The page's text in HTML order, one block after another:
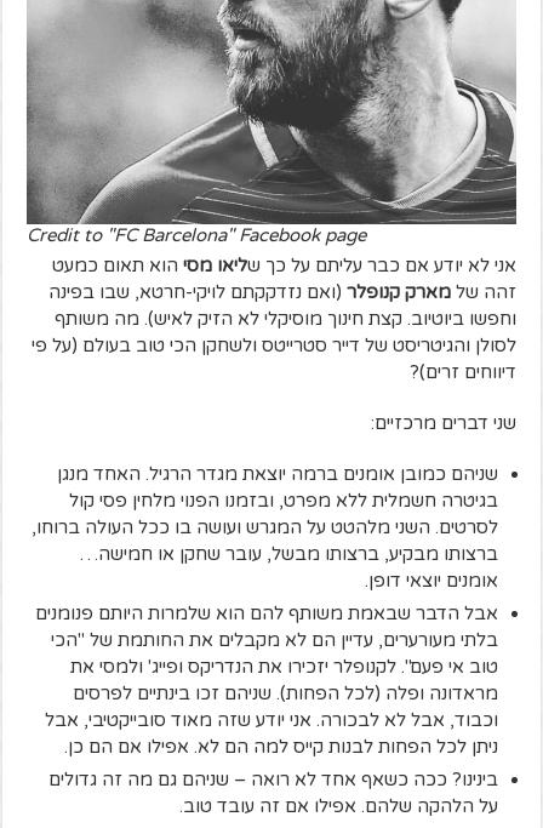
Credit to "FC Barcelona" Facebook page
אני לא יודע אם כבר עליתם על כך שליאו מסי הוא תאום כמעט
זהה שלמארק קנופלר (ואם נזדקקתם לויקי-חרטא, שבו בפינה
וחפשו ביוטיוב. קצת חינוך מוסיקלי לא הזיק לאיש). מה משותף
לסולן והגיטריסט של דייר סטרייטס ולשחקן הכי טוב בעולם (על פי
דיווחים זרים)?
שני דברים מרכזיים:
שניהם כמובן אומנים ברמה יוצאת מגדר הרגיל. האחד מנגן
בגיטרה חשמלית ללא מפרט, ובזמנו הפנוי מלחין פסי קול
לסרטים. השני מלהטט על המגרש ועושה בו ככל העולה ברוחו,
ברצותו מבקיע, ברצותו מבשל, עובר שחקן או חמישה…
אומנים יוצאי דופן.
אבל הדבר שבאמת משותף להם הוא שלמרות היותם פנומנים
בלתי מעורערים, עדיין הם לא מקבלים את החותמת של "הכי
טוב אי פעם". לקנופלר יזכירו את הנדריקס ופייג' ולמסי את
מראדונה ופלה (לכל הפחות). שניהם זכו בינתיים לפרסים
וכבוד, אבל לא לבכורה. אני יודע שזה מאוד סובייקטיבי, אבל
ניתן לכל הפחות לבנות קייס למה הם לא. אפילו אם הם כן.
בינינו? ככה כשאף אחד לא רואה – שניהם גם מה זה גדולים
על הלהקה שלהם. אפילו אם זה עובד טוב.